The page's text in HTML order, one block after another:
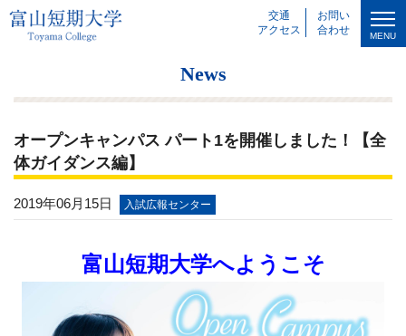
交通
アクセス
お問い
合わせ
MENU
News
オープンキャンパス パート1を開催しました！【全
体ガイダンス編】
2019年06月15日 入試広報センター
富山短期大学へようこそ